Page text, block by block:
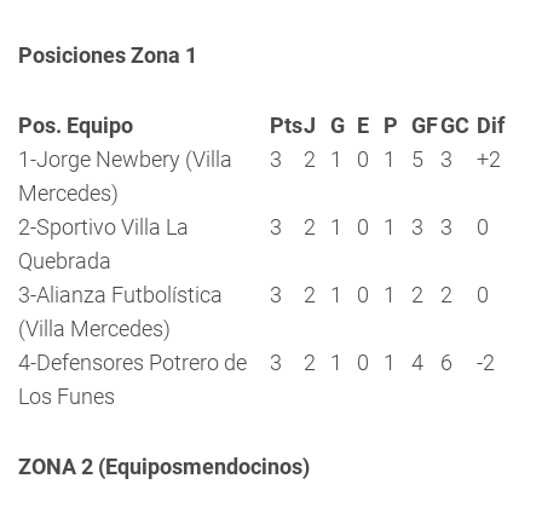
Posiciones Zona 1
Pos. Equipo PtsJ G E P GFGC Dif
1-Jorge Newbery (Villa
Mercedes)
3 2 1 0 1 5 3 +2
2-Sportivo Villa La
Quebrada
3 2 1 0 1 3 3 0
3-Alianza Futbolística
(Villa Mercedes)
3 2 1 0 1 2 2 0
4-Defensores Potrero de
Los Funes
3 2 1 0 1 4 6 -2
ZONA 2 (Equiposmendocinos)